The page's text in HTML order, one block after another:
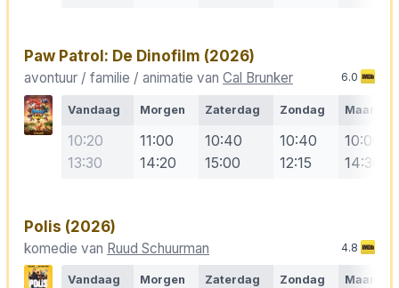
Paw Patrol: De Dinofilm (2026)
avontuur / familie / animatie van Cal Brunker 6.0
Vandaag Morgen Zaterdag Zondag Maandag
10:20
13:30
11:00
14:20
10:40
15:00
10:40
12:15
10:00
14:30
Polis (2026)
komedie van Ruud Schuurman 4.8
Vandaag Morgen Zaterdag Zondag Maandag